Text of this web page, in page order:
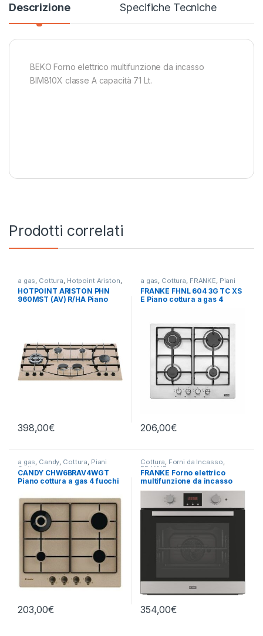
Descrizione Specifiche Tecniche
BEKO Forno elettrico multifunzione da incasso
BIM810X classe A capacità 71 Lt.
Prodotti correlati
a gas Cottura Hotpoint Ariston
Piani Cottura
HOTPOINT ARISTON PHN
960MST (AV) R/HA Piano
398,00€
a gas Cottura FRANKE Piani
Cottura
FRANKE FHNL 604 3G TC XS
E Piano cottura a gas 4
206,00€
a gas, Candy, Cottura, Piani
Cottura
CANDY CHW6BRAV4WGT
Piano cottura a gas 4 fuochi
203,00€
Cottura, Forni da Incasso,
FRANKE
FRANKE Forno elettrico
multifunzione da incasso
FSL 86 H XS
354,00€